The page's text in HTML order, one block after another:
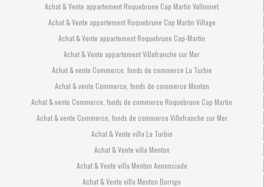
Achat & Vente appartement Roquebrune Cap Martin Vallonnet
Achat & Vente appartement Roquebrune Cap Martin Village
Achat & Vente appartement Roquebrune Cap-Martin
Achat & Vente appartement Villefranche sur Mer
Achat & vente Commerce, fonds de commerce La Turbie
Achat & vente Commerce, fonds de commerce Menton
Achat & vente Commerce, fonds de commerce Roquebrune Cap Martin
Achat & vente Commerce, fonds de commerce Villefranche sur Mer
Achat & Vente villa La Turbie
Achat & Vente villa Menton
Achat & Vente villa Menton Annonciade
Achat & Vente villa Menton Borrigo